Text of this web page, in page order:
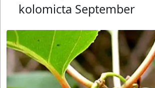
kolomicta September